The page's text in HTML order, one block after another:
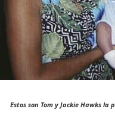
Estos son Tom y Jackie Hawks la